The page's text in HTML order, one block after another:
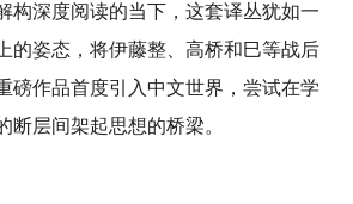
构深度阅读的当下，这套译丛犹如一
的姿态，将伊藤整、高桥和巳等战后
磅作品首度引入中文世界，尝试在学
断层间架起思想的桥梁。